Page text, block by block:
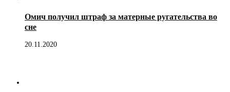
Омич получил штраф за матерные ругательства во
сне
20.11.2020